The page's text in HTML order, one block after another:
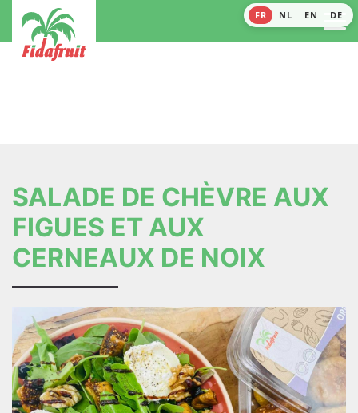
FR NL EN DE
SALADE DE CHÈVRE AUX
FIGUES ET AUX
CERNEAUX DE NOIX